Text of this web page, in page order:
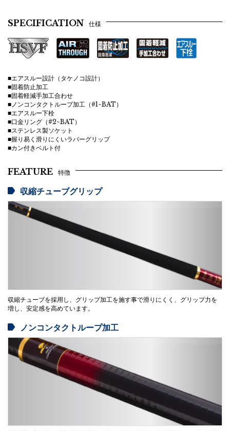
SPECIFICATION 仕様
■エアスルー設計（タケノコ設計）
■固着防止加工
■固着軽減手加工合わせ
■ノンコンタクトループ加工（#1~BAT）
■エアスルー下栓
■口金リング（#2~BAT）
■ステンレス製ソケット
■握り易く滑りにくいラバーグリップ
■カン付きベルト付
FEATURE 特徴
収縮チューブグリップ
収縮チューブを採用し、グリップ加工を施す事で滑りにくく、グリップ力を
増し、安定感を高めています。
ノンコンタクトループ加工